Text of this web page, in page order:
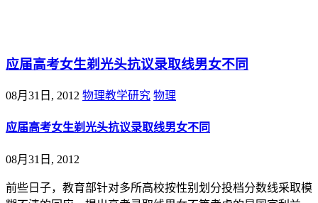
应届高考女生剃光头抗议录取线男女不同
08月31日, 2012 物理教学研究 物理
应届高考女生剃光头抗议录取线男女不同
08月31日, 2012
前些日子，教育部针对多所高校按性别划分投档分数线采取模